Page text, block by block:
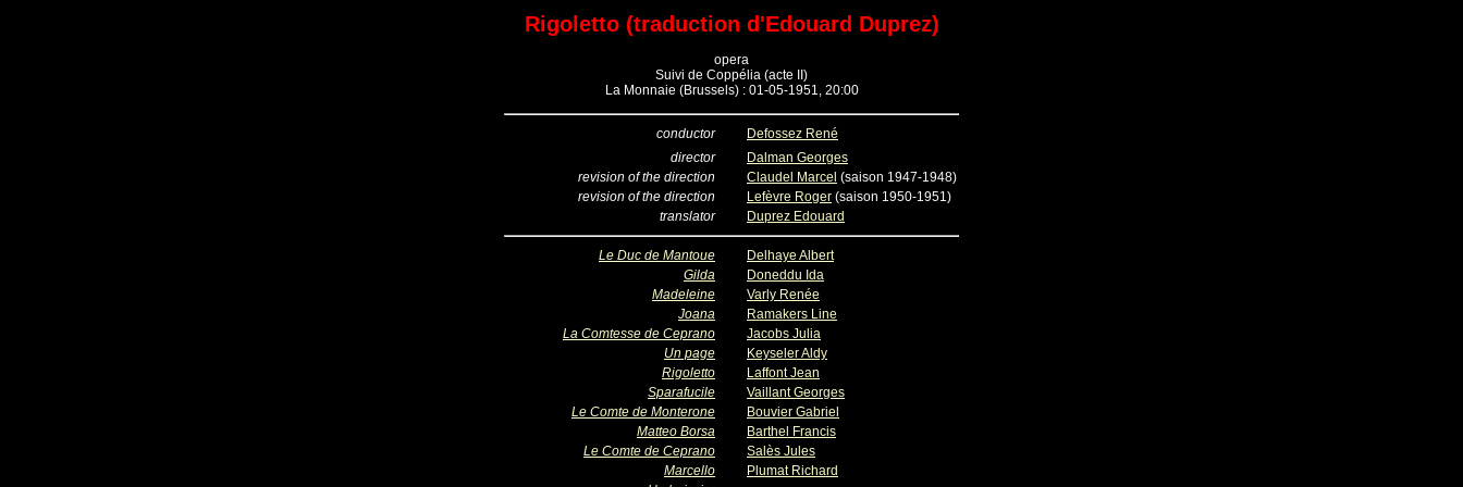
Rigoletto (traduction d'Edouard Duprez)
opera
Suivi de Coppélia (acte II)
La Monnaie (Brussels) : 01-05-1951, 20:00
conductor
Defossez René
director
Dalman Georges
revision of the direction
Claudel Marcel (saison 1947-1948)
revision of the direction
Lefèvre Roger (saison 1950-1951)
translator
Duprez Edouard
Le Duc de Mantoue
Delhaye Albert
Gilda
Doneddu Ida
Madeleine
Varly Renée
Joana
Ramakers Line
La Comtesse de Ceprano
Jacobs Julia
Un page
Keyseler Aldy
Rigoletto
Laffont Jean
Sparafucile
Vaillant Georges
Le Comte de Monterone
Bouvier Gabriel
Matteo Borsa
Barthel Francis
Le Comte de Ceprano
Salès Jules
Marcello
Plumat Richard